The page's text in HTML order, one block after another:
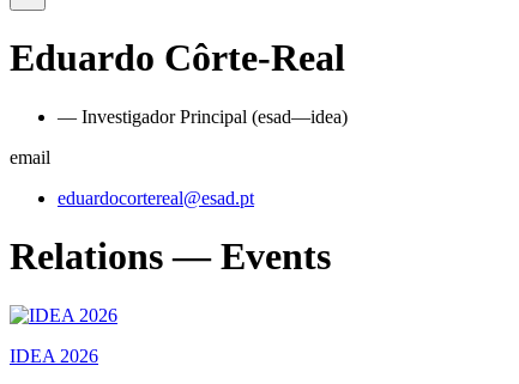
Eduardo Côrte-Real
— Investigador Principal (esad—idea)
email
eduardocortereal@esad.pt
Relations — Events
IDEA 2026